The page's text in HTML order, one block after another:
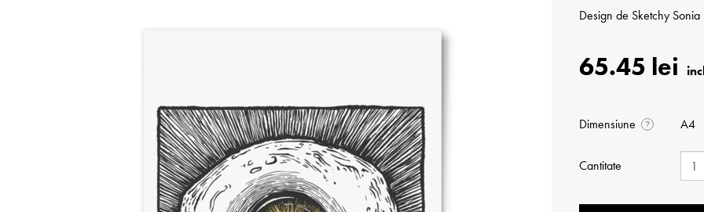
Design de Sketchy Sonia
65.45 lei
Dimensiune ? A4
Cantitate